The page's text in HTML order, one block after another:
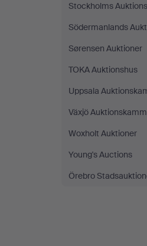
Stockholms
Södermanlands
Sørensen Auktioner
TOKA Auktionshus
Uppsala
Växjö
Woxholt Auktioner
Young's Auctions
Örebro